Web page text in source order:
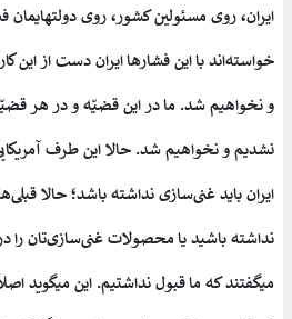
ایران، روی مسئولین کشور، روی دولتهایمان
خواسته‌اند با این فشارها ایران دست از این
و نخواهیم شد. ما در این قضیّه و در هر
نشدیم و نخواهیم شد. حالا این طرف
ایران باید غنی‌سازی نداشته باشد؛ حالا
نداشته باشید یا محصولات غنی‌سازی‌تان را در
میگفتند که ما قبول نداشتیم. این میگوید